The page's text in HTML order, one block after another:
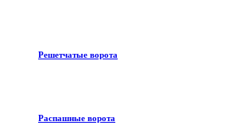
Решетчатые ворота
Распашные ворота